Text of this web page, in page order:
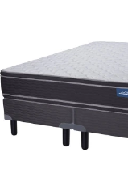
colchón y el
Modelo diseñado
de gran
Máxima Densidad
60 kg.